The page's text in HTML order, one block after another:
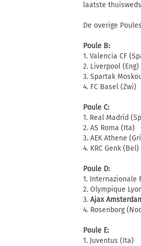
laatste
De overige
Poule B:
1. Valencia CF
2. Liverpool (Eng)
3. Spartak
4. FC Basel (Zwi)
Poule C:
1. Real Madrid
2. AS Roma (Ita)
3. AEK Athene
4. KRC Genk (Bel)
Poule D:
1. Internazionale
2. Olympique
3. Ajax
4. Rosenborg
Poule E:
1. Juventus (Ita)